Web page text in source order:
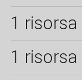
1 risorsa
1 risorsa